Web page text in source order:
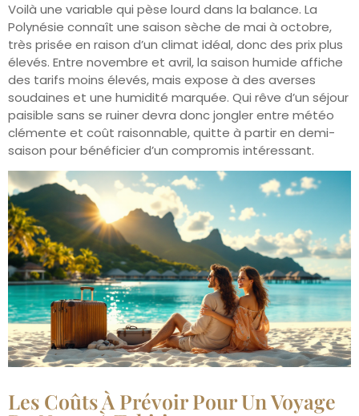
Voilà une variable qui pèse lourd dans la balance. La
Polynésie connaît une saison sèche de mai à octobre,
très prisée en raison d’un climat idéal, donc des prix plus
élevés. Entre novembre et avril, la saison humide affiche
des tarifs moins élevés, mais expose à des averses
soudaines et une humidité marquée. Qui rêve d’un séjour
paisible sans se ruiner devra donc jongler entre météo
clémente et coût raisonnable, quitte à partir en demi-
saison pour bénéficier d’un compromis intéressant.
Les Coûts À Prévoir Pour Un Voyage